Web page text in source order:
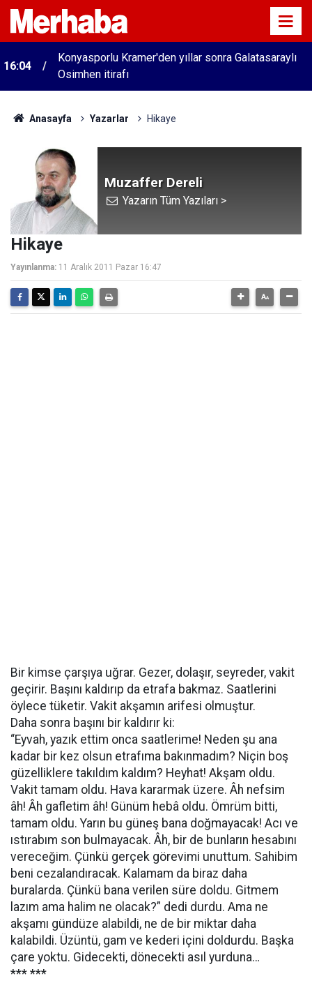
16:04
Konyasporlu Kramer'den yıllar sonra Galatasaraylı
Osimhen itirafı
Anasayfa Yazarlar Hikaye
Muzaffer Dereli
Yazarın Tüm Yazıları >
Hikaye
Yayınlanma: 11 Aralık 2011 Pazar 16:47
Bir kimse çarşıya uğrar. Gezer, dolaşır, seyreder, vakit
geçirir. Başını kaldırıp da etrafa bakmaz. Saatlerini
öylece tüketir. Vakit akşamın arifesi olmuştur.
Daha sonra başını bir kaldırır ki:
“Eyvah, yazık ettim onca saatlerime! Neden şu ana
kadar bir kez olsun etrafıma bakınmadım? Niçin boş
güzelliklere takıldım kaldım? Heyhat! Akşam oldu.
Vakit tamam oldu. Hava kararmak üzere. Âh nefsim
âh! Âh gafletim âh! Günüm hebâ oldu. Ömrüm bitti,
tamam oldu. Yarın bu güneş bana doğmayacak! Acı ve
ıstırabım son bulmayacak. Âh, bir de bunların hesabını
vereceğim. Çünkü gerçek görevimi unuttum. Sahibim
beni cezalandıracak. Kalamam da biraz daha
buralarda. Çünkü bana verilen süre doldu. Gitmem
lazım ama halim ne olacak?” dedi durdu. Ama ne
akşamı gündüze alabildi, ne de bir miktar daha
kalabildi. Üzüntü, gam ve kederi içini doldurdu. Başka
çare yoktu. Gidecekti, dönecekti asıl yurduna…
*** ***